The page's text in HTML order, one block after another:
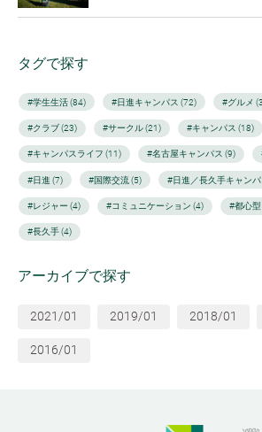
タグで探す
#学生生活 (84) #日進キャンパス (72) #グルメ
#クラブ (23) #サークル (21) #キャンパス (18)
#キャンパスライフ (11) #名古屋キャンパス (9)
#日進 (7) #国際交流 (5) #日進／長久手キャンパ
#レジャー (4) #コミュニケーション (4) #都心
#長久手 (4)
アーカイブで探す
2021/01 2019/01 2018/01
2016/01